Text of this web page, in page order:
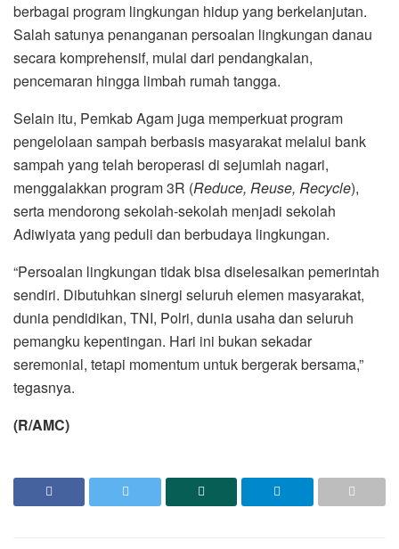
berbagai program lingkungan hidup yang berkelanjutan.
Salah satunya penanganan persoalan lingkungan danau
secara komprehensif, mulai dari pendangkalan,
pencemaran hingga limbah rumah tangga.
Selain itu, Pemkab Agam juga memperkuat program
pengelolaan sampah berbasis masyarakat melalui bank
sampah yang telah beroperasi di sejumlah nagari,
menggalakkan program 3R (Reduce, Reuse, Recycle),
serta mendorong sekolah-sekolah menjadi sekolah
Adiwiyata yang peduli dan berbudaya lingkungan.
“Persoalan lingkungan tidak bisa diselesaikan pemerintah
sendiri. Dibutuhkan sinergi seluruh elemen masyarakat,
dunia pendidikan, TNI, Polri, dunia usaha dan seluruh
pemangku kepentingan. Hari ini bukan sekadar
seremonial, tetapi momentum untuk bergerak bersama,”
tegasnya.
(R/AMC)